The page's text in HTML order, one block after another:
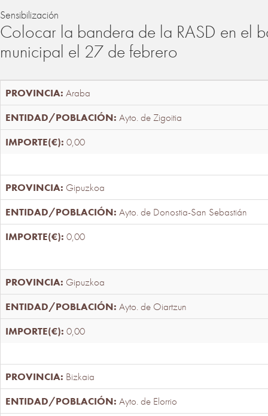
Sensibilización
Colocar la bandera de la RASD en el
municipal el 27 de febrero
Araba
Ayto. de Zigoitia
0,00
Gipuzkoa
Ayto. de Donostia-San Sebastián
0,00
Gipuzkoa
Ayto. de Oiartzun
0,00
Bizkaia
Ayto. de Elorrio